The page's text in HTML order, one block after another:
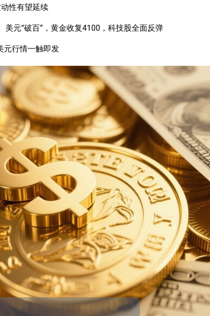
性有望延续
美元“破百”，黄金收复4100，科技股全面反弹
元行情一触即发